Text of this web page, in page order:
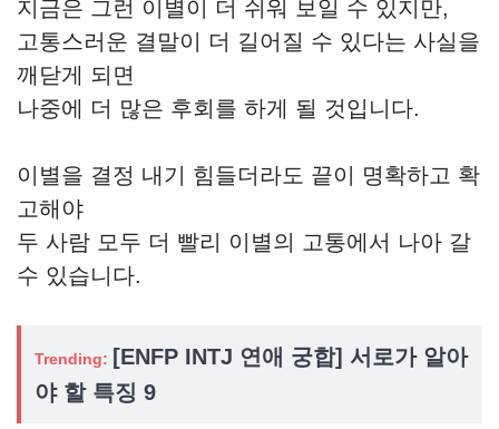
지금은 그런 이별이 더 쉬워 보일 수 있지만,
고통스러운 결말이 더 길어질 수 있다는 사실을
깨닫게 되면
나중에 더 많은 후회를 하게 될 것입니다.
이별을 결정 내기 힘들더라도 끝이 명확하고 확
고해야
두 사람 모두 더 빨리 이별의 고통에서 나아 갈
수 있습니다.
Trending: [ENFP INTJ 연애 궁합] 서로가 알아
야 할 특징 9